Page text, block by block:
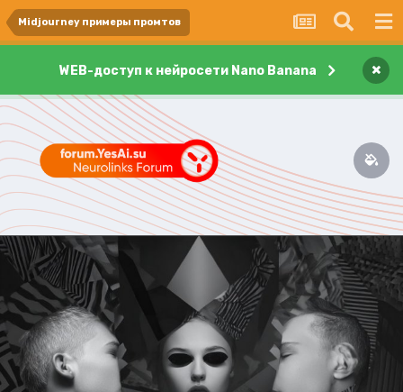
Midjourney примеры промтов
WEB-доступ к нейросети Nano Banana ×